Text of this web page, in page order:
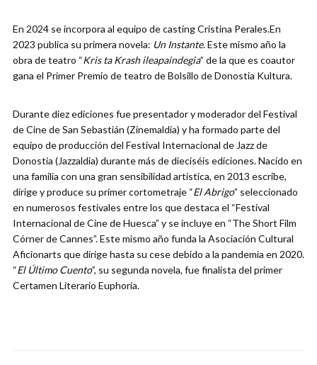
En 2024 se incorpora al equipo de casting Cristina Perales.En
2023 publica su primera novela: Un Instante. Este mismo año la
obra de teatro “Kris ta Krash ileapaindegia” de la que es coautor
gana el Primer Premio de teatro de Bolsillo de Donostia Kultura.
Durante diez ediciones fue presentador y moderador del Festival
de Cine de San Sebastián (Zinemaldia) y ha formado parte del
equipo de producción del Festival Internacional de Jazz de
Donostia (Jazzaldia) durante más de dieciséis ediciones. Nacido en
una familia con una gran sensibilidad artística, en 2013 escribe,
dirige y produce su primer cortometraje “El Abrigo” seleccionado
en numerosos festivales entre los que destaca el “Festival
Internacional de Cine de Huesca” y se incluye en “The Short Film
Córner de Cannes”. Este mismo año funda la Asociación Cultural
Aficionarts que dirige hasta su cese debido a la pandemia en 2020.
“El Último Cuento”, su segunda novela, fue finalista del primer
Certamen Literario Euphoria.